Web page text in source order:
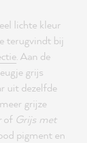
lichte kleur
terugvindt bij
. Aan de
grijs
uit dezelfde
grijze
of Grijs met
pigment en